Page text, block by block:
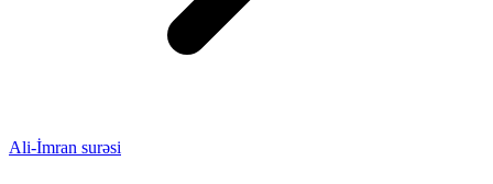
Ali-İmran surəsi